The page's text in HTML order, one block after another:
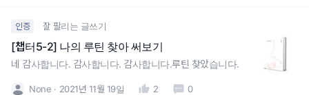
인증 잘 팔리는 글쓰기
[챕터5-2] 나의 루틴 찾아 써보기
네 감사합니다. 감사합니다. 감사합니다.루틴 찾았습니다.
None 2021년 11월 19일 2 0